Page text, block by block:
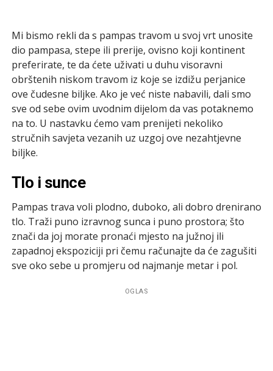
Mi bismo rekli da s pampas travom u svoj vrt unosite
dio pampasa, stepe ili prerije, ovisno koji kontinent
preferirate, te da ćete uživati u duhu visoravni
obrštenih niskom travom iz koje se izdižu perjanice
ove čudesne biljke. Ako je već niste nabavili, dali smo
sve od sebe ovim uvodnim dijelom da vas potaknemo
na to. U nastavku ćemo vam prenijeti nekoliko
stručnih savjeta vezanih uz uzgoj ove nezahtjevne
biljke.
Tlo i sunce
Pampas trava voli plodno, duboko, ali dobro drenirano
tlo. Traži puno izravnog sunca i puno prostora; što
znači da joj morate pronaći mjesto na južnoj ili
zapadnoj ekspoziciji pri čemu računajte da će zagušiti
sve oko sebe u promjeru od najmanje metar i pol.
OGLAS